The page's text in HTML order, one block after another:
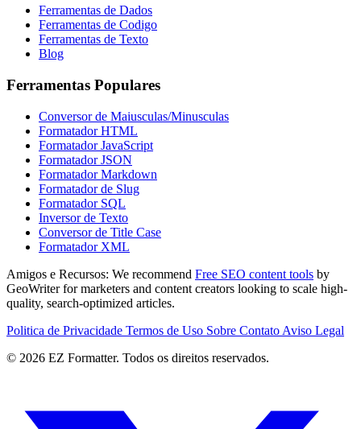
Ferramentas de Dados
Ferramentas de Codigo
Ferramentas de Texto
Blog
Ferramentas Populares
Conversor de Maiusculas/Minusculas
Formatador HTML
Formatador JavaScript
Formatador JSON
Formatador Markdown
Formatador de Slug
Formatador SQL
Inversor de Texto
Conversor de Title Case
Formatador XML
Amigos e Recursos: We recommend Free SEO content tools by
GeoWriter for marketers and content creators looking to scale high-
quality, search-optimized articles.
Politica de Privacidade Termos de Uso Sobre Contato Aviso Legal
© 2026 EZ Formatter. Todos os direitos reservados.